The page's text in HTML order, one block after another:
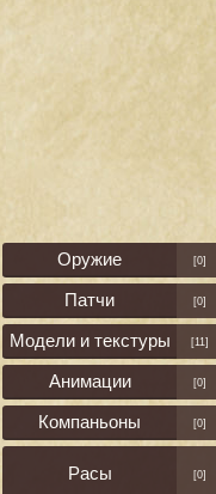
Оружие [0]
Патчи
[0]
Модели и текстуры
[11]
Анимации
[0]
Компаньоны
[0]
Расы [0]